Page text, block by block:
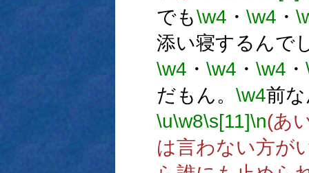
でも\w4 ・ \w4 ・
添い寝するんで
\w4 ・ \w4 ・ \w4 ・
だもん。 \w4前
\u\w8\s[11]\n(あ
は言わない方が